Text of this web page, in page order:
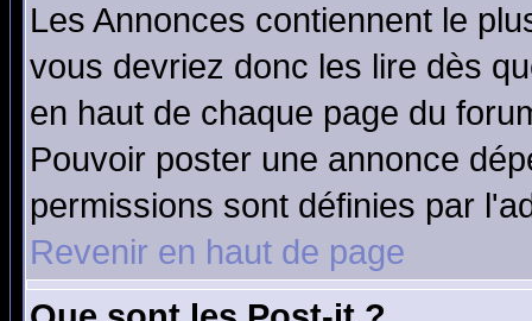
Les Annonces contiennent le
vous devriez donc les lire dès
en haut de chaque page du
Pouvoir poster une annonce
permissions sont définies par
Revenir en haut de page